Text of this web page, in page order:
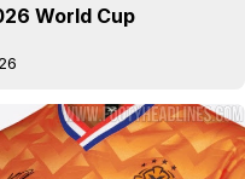
World Cup